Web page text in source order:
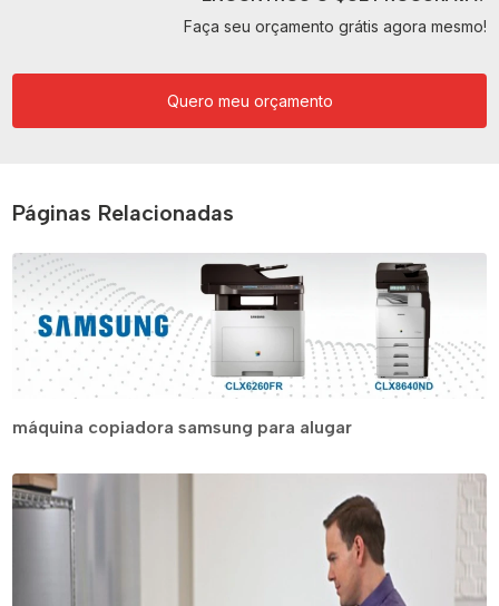
Faça seu orçamento grátis agora mesmo!
Quero meu orçamento
Páginas Relacionadas
máquina copiadora samsung para alugar